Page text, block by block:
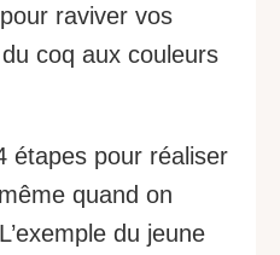
raviver vos
coq aux couleurs
étapes pour réaliser
quand on
du jeune